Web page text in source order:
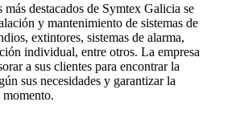
destacados de Symtex Galicia se
y mantenimiento de sistemas de
extintores, sistemas de alarma,
individual, entre otros. La empresa
a sus clientes para encontrar la
sus necesidades y garantizar la